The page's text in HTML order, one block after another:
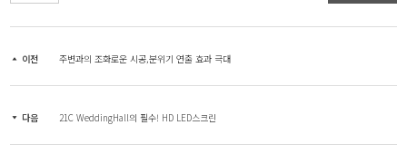
이전 주변과의 조화로운 시공,분위기 연출 효과 극대
다음 21C WeddingHall의 필수! HD LED스크린